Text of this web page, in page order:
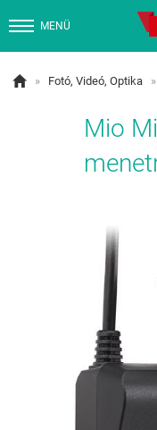
MENÜ
 » Fotó, Videó, Optika »
Mio